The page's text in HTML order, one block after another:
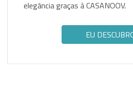
elegância graças à CASANOOV.
EU